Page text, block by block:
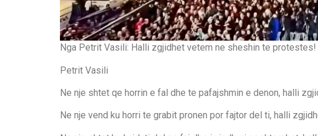
Nga Petrit Vasili: Halli zgjidhet vetem ne sheshin te protestes!
Petrit Vasili
Ne nje shtet qe horrin e fal dhe te pafajshmin e denon, halli
Ne nje vend ku horri te grabit pronen por fajtor del ti, halli